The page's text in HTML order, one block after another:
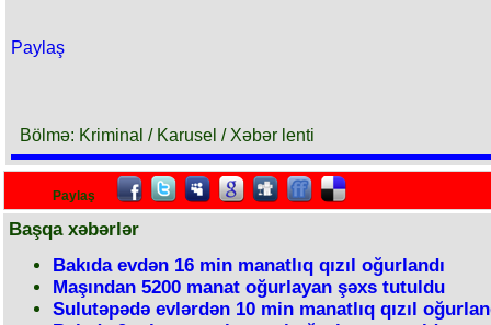
Paylaş
Bölmə: Kriminal / Karusel / Xəbər lenti
Paylaş
Başqa xəbərlər
Bakıda evdən 16 min manatlıq qızıl oğurlandı
Maşından 5200 manat oğurlayan şəxs tutuldu
Sulutəpədə evlərdən 10 min manatlıq qızıl